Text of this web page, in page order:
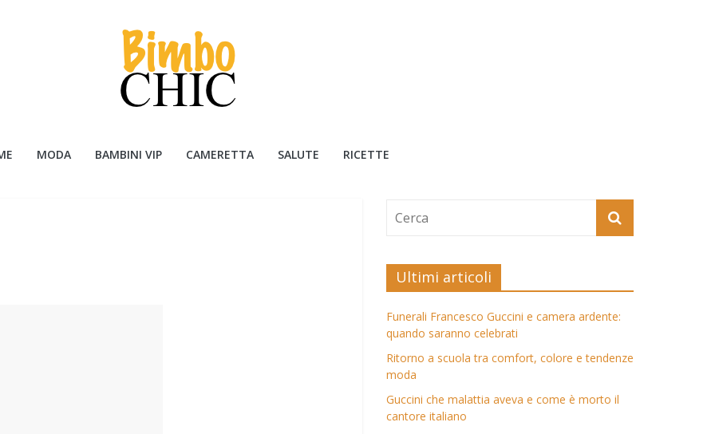
MODA BAMBINI VIP CAMERETTA SALUTE RICETTE
Ultimi articoli
Funerali Francesco Guccini e camera ardente:
quando saranno celebrati
Ritorno a scuola tra comfort, colore e tendenze
moda
Guccini che malattia aveva e come è morto il
cantore italiano